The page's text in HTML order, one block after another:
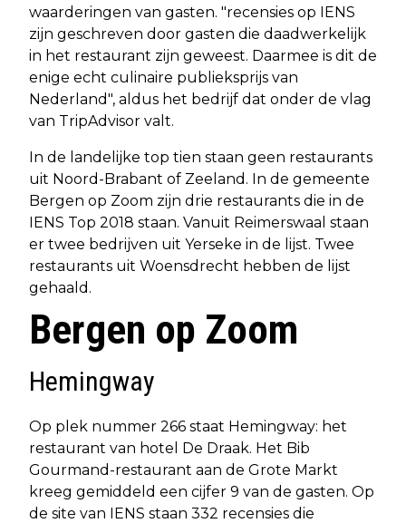
waarderingen van gasten. "recensies op IENS
zijn geschreven door gasten die daadwerkelijk
in het restaurant zijn geweest. Daarmee is dit de
enige echt culinaire publieksprijs van
Nederland", aldus het bedrijf dat onder de vlag
van TripAdvisor valt.
In de landelijke top tien staan geen restaurants
uit Noord-Brabant of Zeeland. In de gemeente
Bergen op Zoom zijn drie restaurants die in de
IENS Top 2018 staan. Vanuit Reimerswaal staan
er twee bedrijven uit Yerseke in de lijst. Twee
restaurants uit Woensdrecht hebben de lijst
gehaald.
Bergen op Zoom
Hemingway
Op plek nummer 266 staat Hemingway: het
restaurant van hotel De Draak. Het Bib
Gourmand-restaurant aan de Grote Markt
kreeg gemiddeld een cijfer 9 van de gasten. Op
de site van IENS staan 332 recensies die